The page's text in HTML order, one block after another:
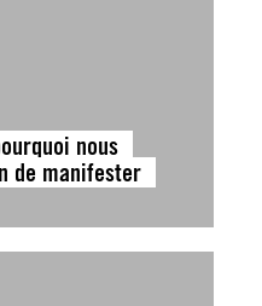
nous
de manifester